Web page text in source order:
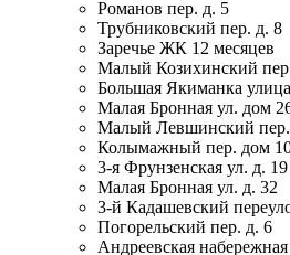
Романов пер. д. 5
Трубниковский пер. д. 8
Заречье ЖК 12 месяцев
Малый Козихинский
Большая Якиманка
Малая Бронная ул. дом
Малый Левшинский пер.
Колымажный пер. дом
3-я Фрунзенская ул. д. 19
Малая Бронная ул. д. 32
3-й Кадашевский
Погорельский пер. д. 6
Андреевская